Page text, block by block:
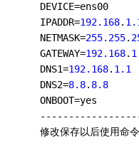
  IPADDR=
192.168.
  NETMASK=
255.255.
  GATEWAY=
192.168.
  DNS1=
192.168. 1.1
  DNS2=
8.8. 8.8